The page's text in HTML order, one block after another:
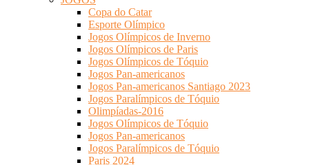
Copa do Catar
Esporte Olímpico
Jogos Olímpicos de Inverno
Jogos Olímpicos de Paris
Jogos Olímpicos de Tóquio
Jogos Pan-americanos
Jogos Pan-americanos Santiago 2023
Jogos Paralímpicos de Tóquio
Olimpíadas-2016
Jogos Olímpicos de Tóquio
Jogos Pan-americanos
Jogos Paralímpicos de Tóquio
Paris 2024